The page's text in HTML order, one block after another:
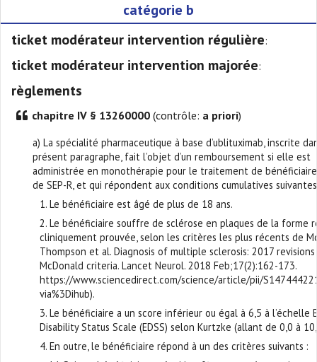
catégorie b
ticket modérateur intervention régulière:
ticket modérateur intervention majorée:
règlements
chapitre IV § 13260000 (contrôle: a priori)
a) La spécialité pharmaceutique à base d’ublituximab, inscrite
présent paragraphe, fait l’objet d’un remboursement si elle est
administrée en monothérapie pour le traitement de
de SEP-R, et qui répondent aux conditions cumulatives
1. Le bénéficiaire est âgé de plus de 18 ans.
2. Le bénéficiaire souffre de sclérose en plaques de la forme
cliniquement prouvée, selon les critères les plus récents de
Thompson et al. Diagnosis of multiple sclerosis: 2017
McDonald criteria. Lancet Neurol. 2018 Feb;17(2):162-173.
https://www.sciencedirect.com/science/article/pii/
via%3Dihub).
3. Le bénéficiaire a un score inférieur ou égal à 6,5 à l’échelle
Disability Status Scale (EDSS) selon Kurtzke (allant de 0,0 à
4. En outre, le bénéficiaire répond à un des critères suivants :